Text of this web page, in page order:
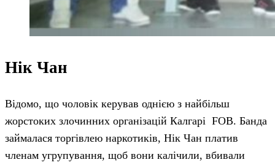
Нік Чан
Відомо, що чоловік керував однією з найбільш
жорстоких злочинних організацій Калгарі FOB. Банда
займалася торгівлею наркотиків, Нік Чан платив
членам угрупування, щоб вони калічили, вбивали